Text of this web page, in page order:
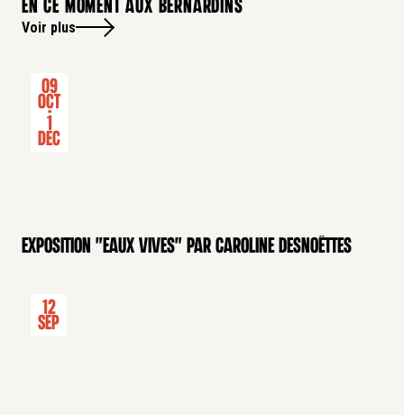
En ce moment aux bernardins
Voir plus
09
Oct
-
1
Dec
Exposition "Eaux Vives" par Caroline Desnoëttes
12
Sep